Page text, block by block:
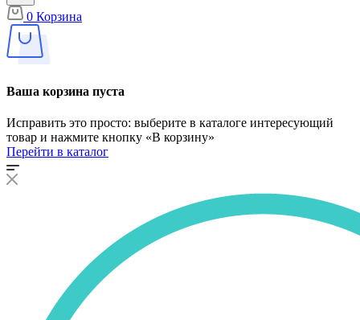
0 Корзина
Ваша корзина пуста
Исправить это просто: выберите в каталоге интересующий
товар и нажмите кнопку «В корзину»
Перейти в каталог